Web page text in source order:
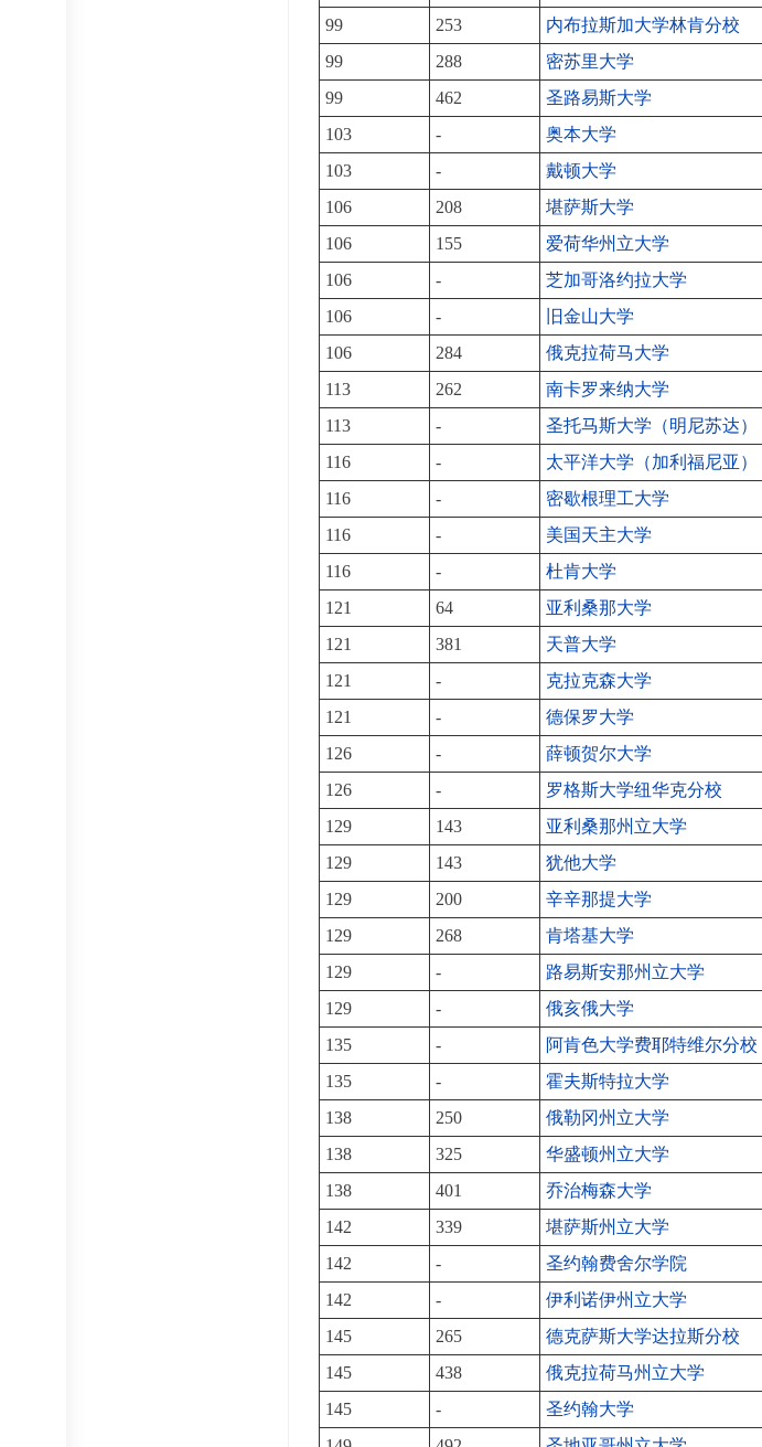
99
253 内布拉斯加大学林肯分校
99
288 密苏里大学
99
462 圣路易斯大学
103
- 奥本大学
103
- 戴顿大学
106
208 堪萨斯大学
106
155 爱荷华州立大学
106
- 芝加哥洛约拉大学
106
- 旧金山大学
106
284 俄克拉荷马大学
113
262 南卡罗来纳大学
113
- 圣托马斯大学（明尼苏达）
116
- 太平洋大学（加利福尼亚）
116
- 密歇根理工大学
116
- 美国天主大学
116
- 杜肯大学
121
64 亚利桑那大学
121
381 天普大学
121
- 克拉克森大学
121
- 德保罗大学
126
- 薛顿贺尔大学
126
- 罗格斯大学纽华克分校
129
143 亚利桑那州立大学
129
143 犹他大学
129
200 辛辛那提大学
129
268 肯塔基大学
129
- 路易斯安那州立大学
129
- 俄亥俄大学
135
- 阿肯色大学费耶特维尔分校
135
- 霍夫斯特拉大学
138
250 俄勒冈州立大学
138
325 华盛顿州立大学
138
401 乔治梅森大学
142
339 堪萨斯州立大学
142
- 圣约翰费舍尔学院
142
- 伊利诺伊州立大学
145
265 德克萨斯大学达拉斯分校
145
438 俄克拉荷马州立大学
145
- 圣约翰大学